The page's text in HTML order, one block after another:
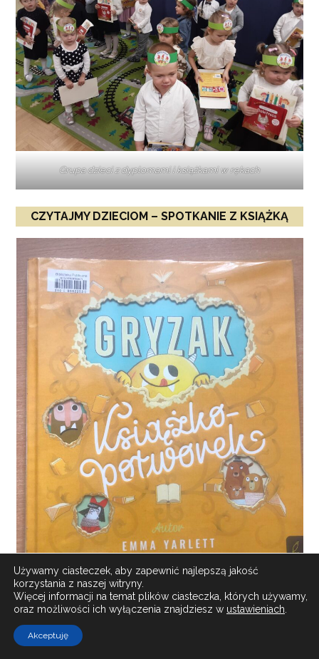
Grupa dzieci z dyplomami i książkami w rękach
CZYTAJMY DZIECIOM – SPOTKANIE Z KSIĄŻKĄ
Książka którą Pani z Biblioteki przeczytała dzieciom
Używamy ciasteczek, aby zapewnić najlepszą jakość
korzystania z naszej witryny.
Więcej informacji na temat plików ciasteczka, których używamy,
oraz możliwości ich wyłączenia znajdziesz w ustawieniach
Akceptuję